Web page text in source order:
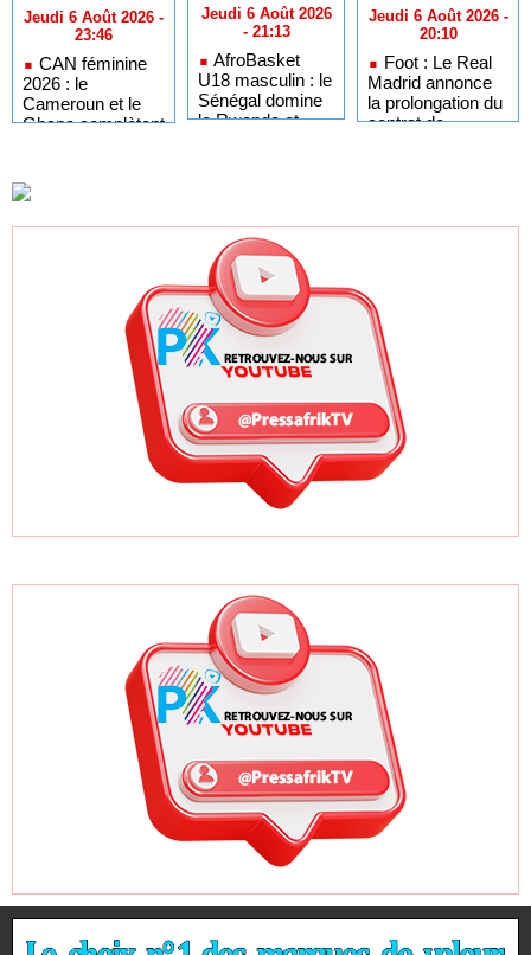
Jeudi 6 Août 2026 -
23:46
CAN féminine
2026 : le
Cameroun et le
Ghana complètent
Jeudi 6 Août 2026
- 21:13
AfroBasket
U18 masculin : le
Sénégal domine
le Rwanda et
Jeudi 6 Août 2026 -
20:10
Foot : Le Real
Madrid annonce
la prolongation du
contrat de